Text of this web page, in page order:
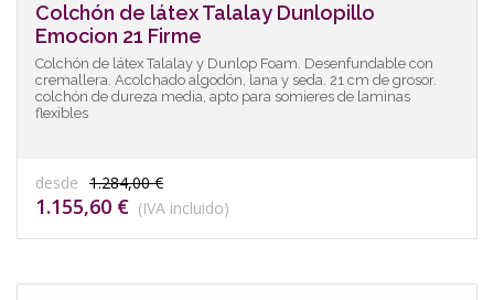
Colchón de látex Talalay Dunlopillo
Emocion 21 Firme
Colchón de látex Talalay y Dunlop Foam. Desenfundable con
cremallera. Acolchado algodón, lana y seda. 21 cm de grosor.
colchón de dureza media, apto para somieres de laminas
flexibles
desde 1.284,00 €
1.155,60 € (IVA incluido)